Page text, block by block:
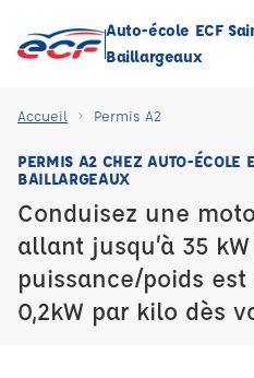
Auto-école ECF
Baillargeaux
Accueil Permis A2
PERMIS A2 CHEZ AUTO-ÉCOLE
BAILLARGEAUX
Conduisez une
allant jusqu’à 35
puissance/poids
0,2kW par kilo dès